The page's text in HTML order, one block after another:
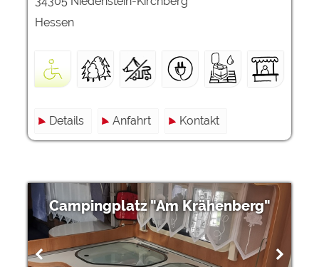
Hessen
Details Anfahrt Kontakt
Campingplatz "Am Krähenberg"